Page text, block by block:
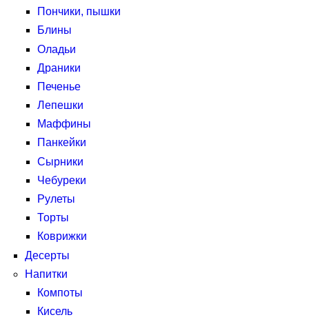
Пончики, пышки
Блины
Оладьи
Драники
Печенье
Лепешки
Маффины
Панкейки
Сырники
Чебуреки
Рулеты
Торты
Коврижки
Десерты
Напитки
Компоты
Кисель